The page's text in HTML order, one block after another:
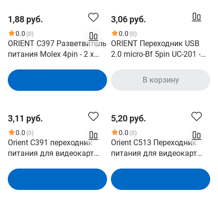
1,88 руб.
0.0 (0)
ORIENT C397 Разветвитель
питания Molex 4pin - 2 x
3,06 руб.
0.0 (0)
ORIENT Переходник USB
2.0 micro-Bf 5pin UC-201 -
В корзину
3,11 руб.
0.0 (0)
Orient C391 переходник
питания для видеокарт
5,20 руб.
0.0 (0)
Orient C513 Переходник
питания для видеокарт